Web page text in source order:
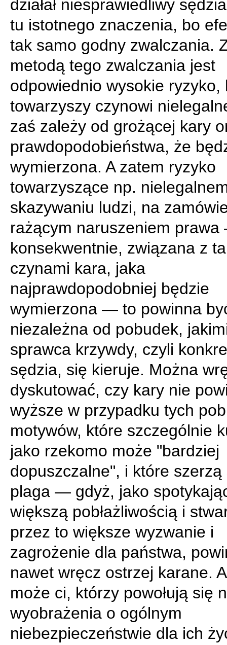
działał niesprawiedliwy
tu istotnego znaczenia, bo
tak samo godny zwalczania.
metodą tego zwalczania jest
odpowiednio wysokie ryzyko,
towarzyszy czynowi
zaś zależy od grożącej kary
prawdopodobieństwa, że
wymierzona. A zatem ryzyko
towarzyszące np.
skazywaniu ludzi, na
rażącym naruszeniem
konsekwentnie, związana z
czynami kara, jaka
najprawdopodobniej będzie
wymierzona — to powinna
niezależna od pobudek,
sprawca krzywdy, czyli
sędzia, się kieruje. Można
dyskutować, czy kary nie
wyższe w przypadku tych
motywów, które szczególnie
jako rzekomo może "bardziej
dopuszczalne", i które szerzą
plaga — gdyż, jako
większą pobłażliwością i
przez to większe wyzwanie i
zagrożenie dla państwa,
nawet wręcz ostrzej karane.
może ci, którzy powołują się
wyobrażenia o ogólnym
niebezpieczeństwie dla ich